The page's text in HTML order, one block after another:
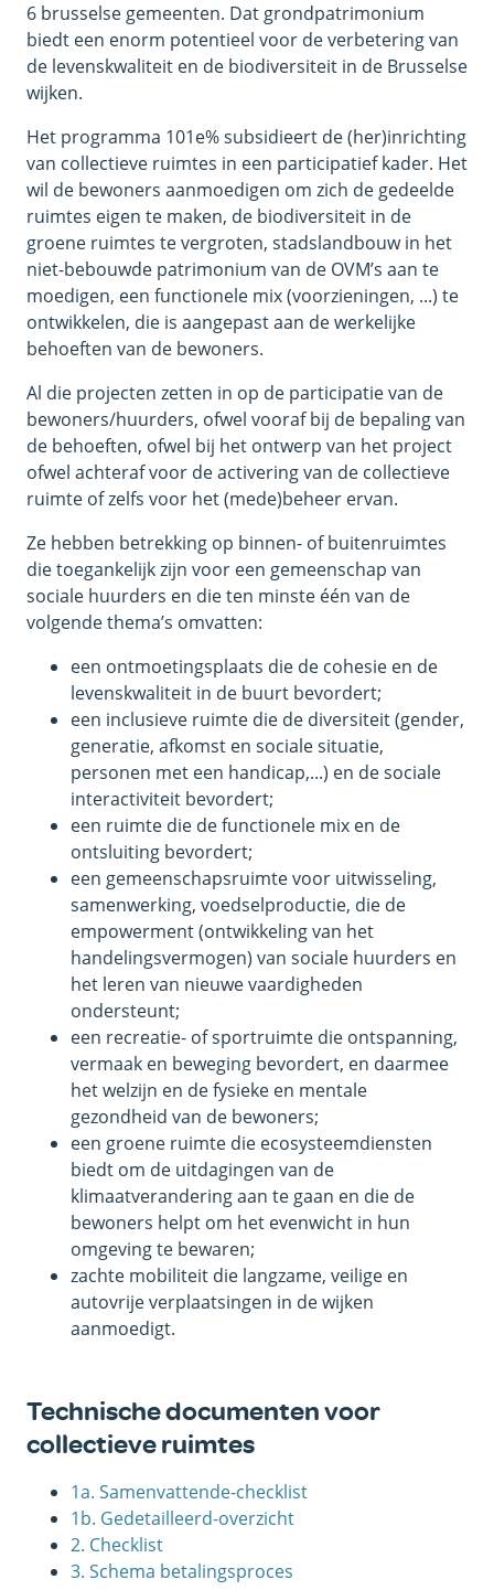
6 brusselse gemeenten. Dat grondpatrimonium
biedt een enorm potentieel voor de verbetering van
de levenskwaliteit en de biodiversiteit in de Brusselse
wijken.
Het programma 101e% subsidieert de (her)inrichting
van collectieve ruimtes in een participatief kader. Het
wil de bewoners aanmoedigen om zich de gedeelde
ruimtes eigen te maken, de biodiversiteit in de
groene ruimtes te vergroten, stadslandbouw in het
niet-bebouwde patrimonium van de OVM’s aan te
moedigen, een functionele mix (voorzieningen, ...) te
ontwikkelen, die is aangepast aan de werkelijke
behoeften van de bewoners.
Al die projecten zetten in op de participatie van de
bewoners/huurders, ofwel vooraf bij de bepaling van
de behoeften, ofwel bij het ontwerp van het project
ofwel achteraf voor de activering van de collectieve
ruimte of zelfs voor het (mede)beheer ervan.
Ze hebben betrekking op binnen- of buitenruimtes
die toegankelijk zijn voor een gemeenschap van
sociale huurders en die ten minste één van de
volgende thema’s omvatten:
een ontmoetingsplaats die de cohesie en de
levenskwaliteit in de buurt bevordert;
een inclusieve ruimte die de diversiteit (gender,
generatie, afkomst en sociale situatie,
personen met een handicap,...) en de sociale
interactiviteit bevordert;
een ruimte die de functionele mix en de
ontsluiting bevordert;
een gemeenschapsruimte voor uitwisseling,
samenwerking, voedselproductie, die de
empowerment (ontwikkeling van het
handelingsvermogen) van sociale huurders en
het leren van nieuwe vaardigheden
ondersteunt;
een recreatie- of sportruimte die ontspanning,
vermaak en beweging bevordert, en daarmee
het welzijn en de fysieke en mentale
gezondheid van de bewoners;
een groene ruimte die ecosysteemdiensten
biedt om de uitdagingen van de
klimaatverandering aan te gaan en die de
bewoners helpt om het evenwicht in hun
omgeving te bewaren;
zachte mobiliteit die langzame, veilige en
autovrije verplaatsingen in de wijken
aanmoedigt.
Technische documenten voor
collectieve ruimtes
1a. Samenvattende-checklist
1b. Gedetailleerd-overzicht
2. Checklist
3. Schema betalingsproces